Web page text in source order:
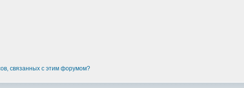
связанных с этим форумом?